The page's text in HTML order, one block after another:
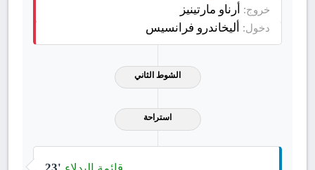
خروج: أرناو مارتينيز
دخول: أليخاندرو فرانسيس
الشوط الثاني
استراحة